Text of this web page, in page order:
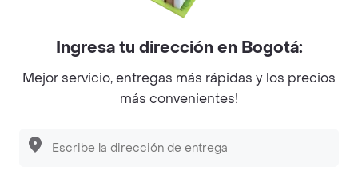
Facebook
Twitter
Instagram
©2026Rappi Inc. All rights reserved.
Ingresa tu dirección en Bogotá:
Mejor servicio, entregas más rápidas y los precios
más convenientes!